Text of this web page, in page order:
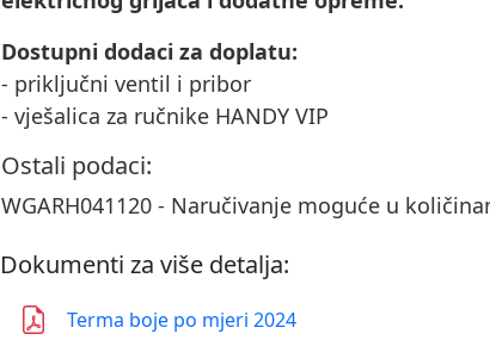
Dostupni dodaci za doplatu:
- priključni ventil i pribor
- vješalica za ručnike HANDY VIP
Ostali podaci:
WGARH041120 - Naručivanje moguće u
Dokumenti za više detalja:
Terma boje po mjeri 2024